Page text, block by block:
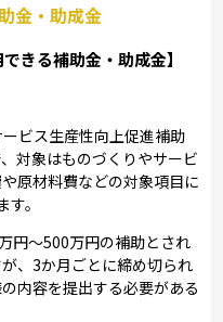
金・助成金
きる補助金・助成金】
ビス生産性向上促進補助
対象はものづくりやサービ
原材料費などの対象項目に
。
円～500万円の補助とされ
、3か月ごとに締め切られ
内容を提出する必要がある